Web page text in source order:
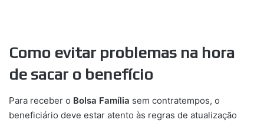
Como evitar problemas na hora
de sacar o benefício
Para receber o Bolsa Família sem contratempos, o
beneficiário deve estar atento às regras de atualização